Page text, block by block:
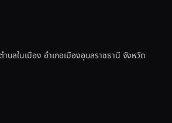
บลในเมือง อำเภอเมืองอุบลราชธานี จังหวัด